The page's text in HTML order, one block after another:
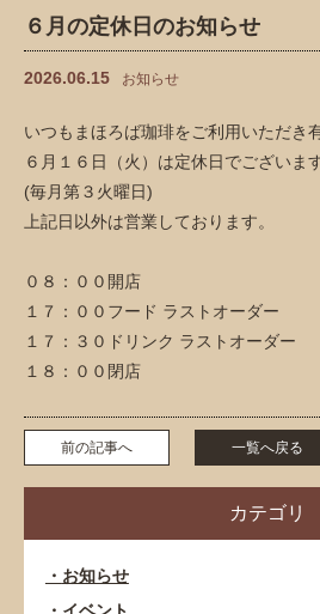
６月の定休日のお知らせ
2026.06.15 お知らせ
いつもまほろば珈琲をご利用いただき
６月１６日（火）は定休日でございます
(毎月第３火曜日)
上記日以外は営業しております。
０８：００開店
１７：００フード ラストオーダー
１７：３０ドリンク ラストオーダー
１８：００閉店
前の記事へ 一覧へ戻る
カテゴリ
お知らせ